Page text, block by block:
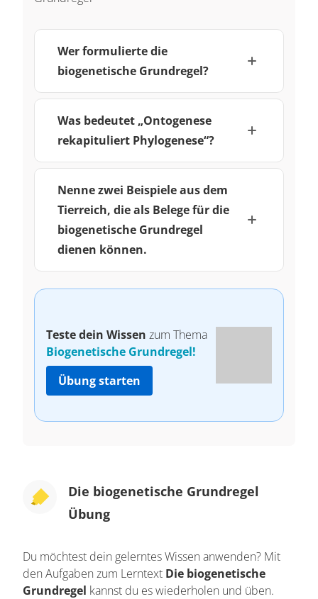
Wer formulierte die
biogenetische Grundregel?
Was bedeutet „Ontogenese
rekapituliert Phylogenese“?
Nenne zwei Beispiele aus dem
Tierreich, die als Belege für die
biogenetische Grundregel
dienen können.
Teste dein Wissen zum Thema
Biogenetische Grundregel!
Übung starten
Die biogenetische Grundregel
Übung
Du möchtest dein gelerntes Wissen anwenden? Mit
den Aufgaben zum Lerntext Die biogenetische
Grundregel kannst du es wiederholen und üben.